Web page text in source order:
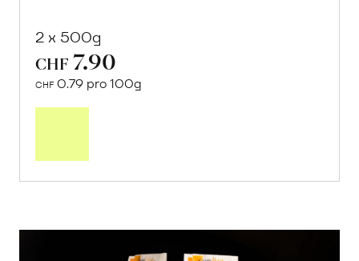
2 x 500g
CHF 7.90
CHF 0.79 pro 100g